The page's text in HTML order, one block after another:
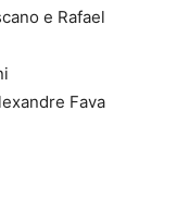
e Rafael
Fava